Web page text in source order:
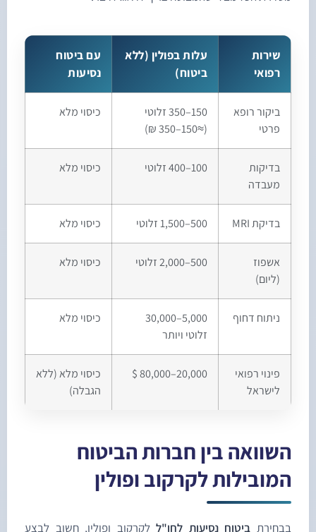
שירות
עלות בפולין (ללא
ביטוח)
עם ביטוח
נסיעות
ביקור רופא
150–350 זלוטי
כיסוי מלא
בדיקות
מעבדה
כיסוי מלא
בדיקת MRI 500–1,500 זלוטי כיסוי מלא
כיסוי מלא
ניתוח דחוף
5,000–30,000
זלוטי ויותר
כיסוי מלא
פינוי רפואי
לישראל
20,000–80,000 $
כיסוי מלא (ללא
הגבלה)
בין חברות הביטוח
לקרקוב ופולין
ביטוח נסיעות לחו"ל לקרקוב ופולין, חשוב לבצע